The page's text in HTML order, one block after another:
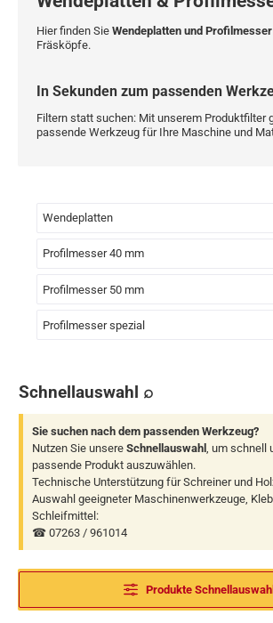
Hier finden Sie Wendeplatten und Profilmesser
Fräsköpfe.
In Sekunden zum passenden
Filtern statt suchen: Mit unserem Produktfilter
passende Werkzeug für Ihre Maschine und
Wendeplatten
Profilmesser 40 mm
Profilmesser 50 mm
Profilmesser spezial
Schnellauswahl ⌕
Sie suchen nach dem passenden Werkzeug?
Nutzen Sie unsere Schnellauswahl , um schnell
passende Produkt auszuwählen.
Technische Unterstützung für Schreiner und
Auswahl geeigneter Maschinenwerkzeuge,
Schleifmittel:
☎ 07263 / 961014
Produkte Schnellauswahl